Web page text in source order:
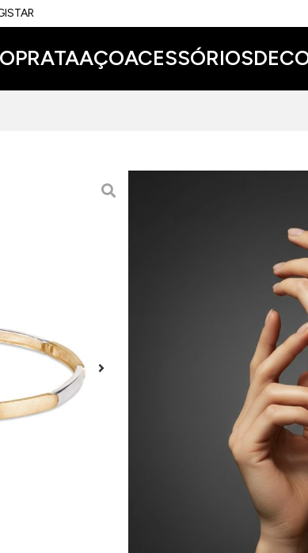
PRATAAÇOACESSÓRIOS
PULSEIRA FR
Esta pulseira FR Jewels
Despretensiosa, transforma-
19,2 Quilates/
Polido e Acetinado